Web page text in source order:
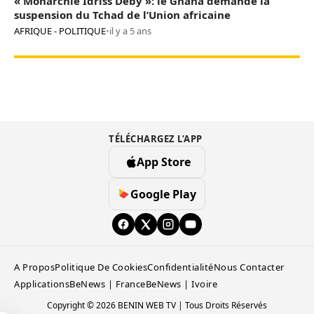
suspension du Tchad de l’Union africaine
AFRIQUE - POLITIQUE•il y a 5 ans
TÉLÉCHARGEZ L’APP
App Store
Google Play
A ProposPolitique De CookiesConfidentialitéNous Contacter
ApplicationsBeNews | FranceBeNews | Ivoire
Copyright © 2026 BENIN WEB TV | Tous Droits Réservés